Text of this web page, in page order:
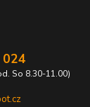
So 8.30-11.00)